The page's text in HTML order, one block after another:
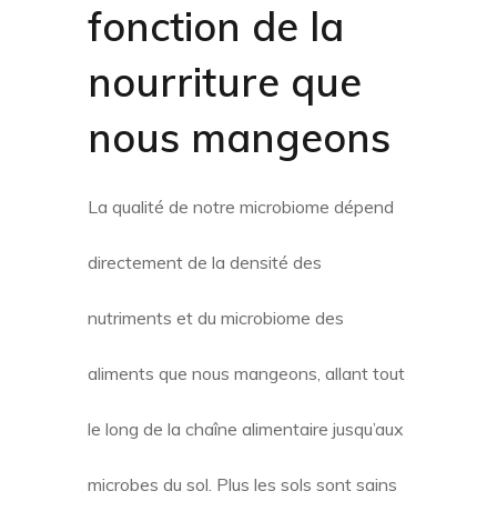
fonction de la
nourriture que
nous mangeons
La qualité de notre microbiome dépend
directement de la densité des
nutriments et du microbiome des
aliments que nous mangeons, allant tout
le long de la chaîne alimentaire jusqu’aux
microbes du sol. Plus les sols sont sains